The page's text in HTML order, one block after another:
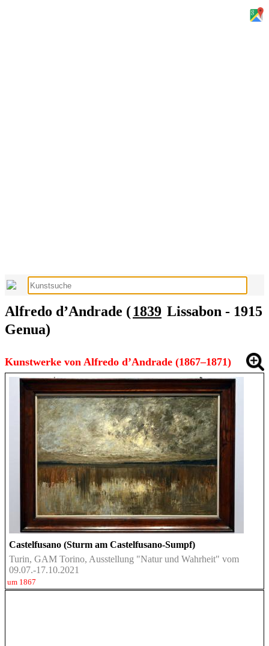
Alfredo d’Andrade (1839 Lissabon - 1915
Genua)
Kunstwerke von Alfredo d’Andrade (1867–1871)
Castelfusano (Sturm am Castelfusano-Sumpf)
Turin, GAM Torino, Ausstellung "Natur und Wahrheit" vom
09.07.-17.10.2021
um 1867